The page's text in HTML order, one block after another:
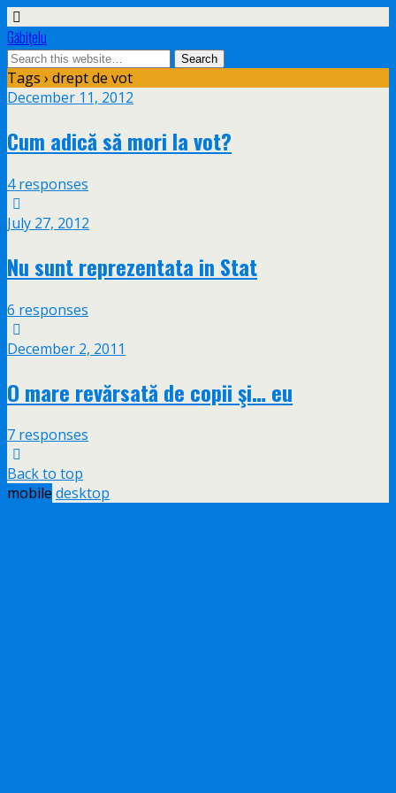
Găbiţelu
Tags › drept de vot
December 11, 2012
Cum adică să mori la vot?
4 responses
July 27, 2012
Nu sunt reprezentata in Stat
6 responses
December 2, 2011
O mare revărsată de copii şi… eu
7 responses
Back to top
mobile desktop